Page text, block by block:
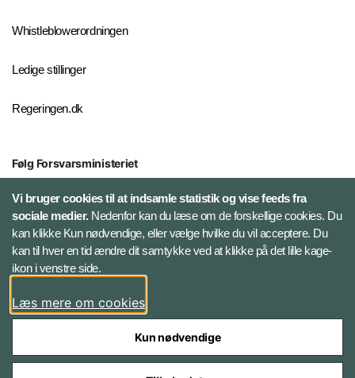
Whistleblowerordningen
Ledige stillinger
Regeringen.dk
Følg Forsvarsministeriet
X
LinkedIn
Instagram
Vi bruger cookies til at indsamle statistik og vise feeds fra
sociale medier.Nedenfor kan du læse om de forskellige cookies. Du
kan klikke Kun nødvendige, eller vælge hvilke du vil acceptere. Du
kan til hver en tid ændre dit samtykke ved at klikke på det lille kage-
ikon i venstre side.
Læs mere om cookies
Kun nødvendige